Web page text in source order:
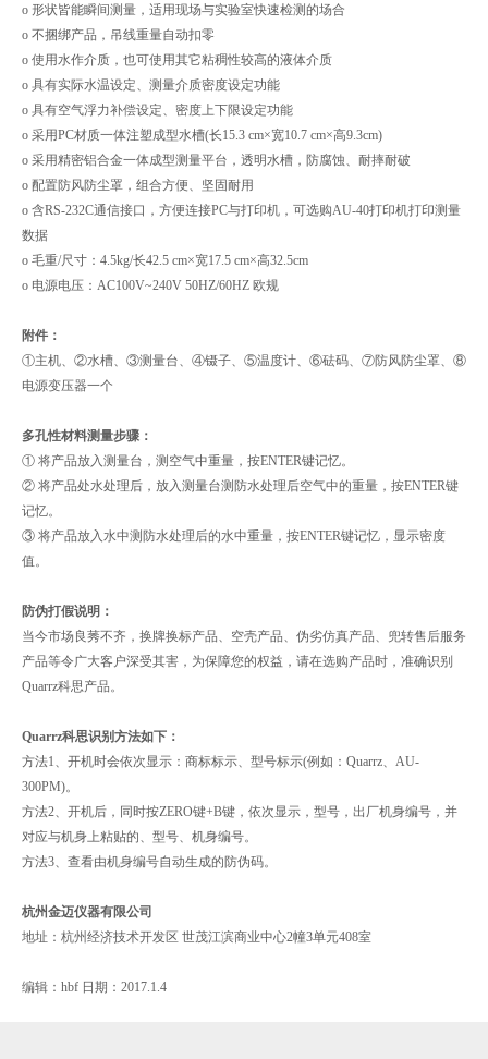
o 形状皆能瞬间测量，适用现场与实验室快速检测的场合
o 不捆绑产品，吊线重量自动扣零
o 使用水作介质，也可使用其它粘稠性较高的液体介质
o 具有实际水温设定、测量介质密度设定功能
o 具有空气浮力补偿设定、密度上下限设定功能
o 采用PC材质一体注塑成型水槽(长15.3 cm×宽10.7 cm×高9.3cm)
o 采用精密铝合金一体成型测量平台，透明水槽，防腐蚀、耐摔耐破
o 配置防风防尘罩，组合方便、坚固耐用
o 含RS-232C通信接口，方便连接PC与打印机，可选购AU-40打印机打印测量
数据
o 毛重/尺寸：4.5kg/长42.5 cm×宽17.5 cm×高32.5cm
o 电源电压：AC100V~240V 50HZ/60HZ 欧规
附件：
①主机、②水槽、③测量台、④镊子、⑤温度计、⑥砝码、⑦防风防尘罩、⑧
电源变压器一个
多孔性材料测量步骤：
① 将产品放入测量台，测空气中重量，按ENTER键记忆。
② 将产品处水处理后，放入测量台测防水处理后空气中的重量，按ENTER键
记忆。
③ 将产品放入水中测防水处理后的水中重量，按ENTER键记忆，显示密度
值。
防伪打假说明：
当今市场良莠不齐，换牌换标产品、空壳产品、伪劣仿真产品、兜转售后服务
产品等令广大客户深受其害，为保障您的权益，请在选购产品时，准确识别
Quarrz科思产品。
Quarrz科思识别方法如下：
方法1、开机时会依次显示：商标标示、型号标示(例如：Quarrz、AU-
300PM)。
方法2、开机后，同时按ZERO键+B键，依次显示，型号，出厂机身编号，并
对应与机身上粘贴的、型号、机身编号。
方法3、查看由机身编号自动生成的防伪码。
杭州金迈仪器有限公司
地址：杭州经济技术开发区 世茂江滨商业中心2幢3单元408室
编辑：hbf 日期：2017.1.4